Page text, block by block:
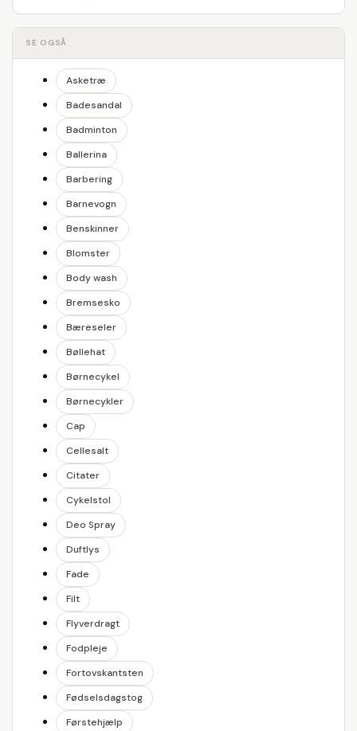
SE OGSÅ
Asketræ
Badesandal
Badminton
Ballerina
Barbering
Barnevogn
Benskinner
Blomster
Body wash
Bremsesko
Bæreseler
Bøllehat
Børnecykel
Børnecykler
Cap
Cellesalt
Citater
Cykelstol
Deo Spray
Duftlys
Fade
Filt
Flyverdragt
Fodpleje
Fortovskantsten
Fødselsdagstog
Førstehjælp